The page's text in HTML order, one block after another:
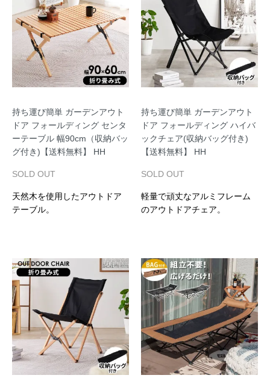
持ち運び簡単 ガーデンアウト
ドア フォールディング センタ
ーテーブル 幅90cm（収納バッ
グ付き)【送料無料】 HH
SOLD OUT
天然木を使用したアウトドア
テーブル。
持ち運び簡単 ガーデンアウト
ドア フォールディング ハイバ
ックチェア(収納バッグ付き)
【送料無料】 HH
SOLD OUT
軽量で頑丈なアルミフレーム
のアウトドアチェア。